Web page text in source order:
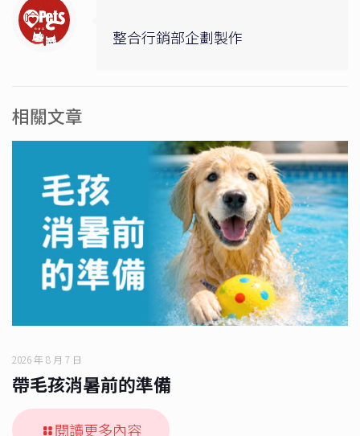
整合行銷部企劃製作
相關文章
2026 年 8 月 7 日
帶毛孩消暑前的準備
閱讀更多內容